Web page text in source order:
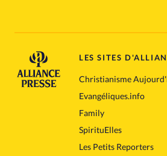
LES SITES
Christianisme
Evangéliques.info
Family
SpirituElles
Les Petits Reporters